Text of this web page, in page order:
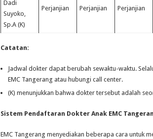
Dadi
Suyoko,
Sp.A (K)
Perjanjian Perjanjian Perjanjian
Catatan:
Jadwal dokter dapat berubah sewaktu-waktu.
EMC Tangerang atau hubungi call center.
(K) menunjukkan bahwa dokter tersebut adalah
Sistem Pendaftaran Dokter Anak EMC
EMC Tangerang menyediakan beberapa cara untuk